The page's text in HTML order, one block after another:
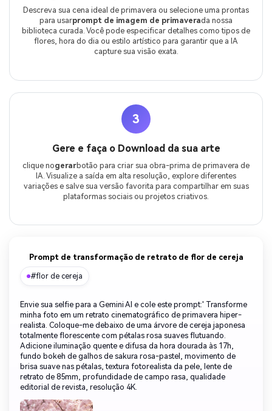
Descreva sua cena ideal de primavera ou selecione uma prontas
para usarprompt de imagem de primaverada nossa
biblioteca curada. Você pode especificar detalhes como tipos de
flores, hora do dia ou estilo artístico para garantir que a IA
capture sua visão exata.
3
Gere e faça o Download da sua arte
clique nogerarbotão para criar sua obra-prima de primavera de
IA. Visualize a saída em alta resolução, explore diferentes
variações e salve sua versão favorita para compartilhar em suas
plataformas sociais ou projetos criativos.
Prompt de transformação de retrato de flor de cereja
#flor de cereja
Envie sua selfie para a Gemini AI e cole este prompt:' Transforme
minha foto em um retrato cinematográfico de primavera hiper-
realista. Coloque-me debaixo de uma árvore de cereja japonesa
totalmente florescente com pétalas rosa suaves flutuando.
Adicione iluminação quente e difusa da hora dourada às 17h,
fundo bokeh de galhos de sakura rosa-pastel, movimento de
brisa suave nas pétalas, textura fotorealista da pele, lente de
retrato de 85mm, profundidade de campo rasa, qualidade
editorial de revista, resolução 4K.